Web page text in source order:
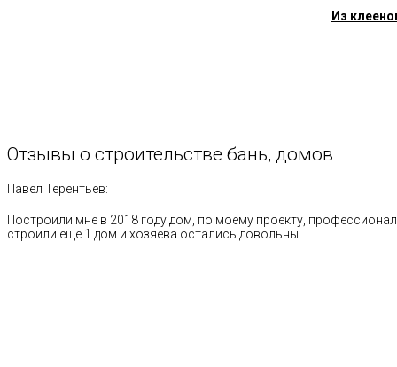
Из
Отзывы о строительстве бань, домов
Павел Терентьев:
Построили мне в 2018 году дом, по моему проекту,
строили еще 1 дом и хозяева остались довольны.